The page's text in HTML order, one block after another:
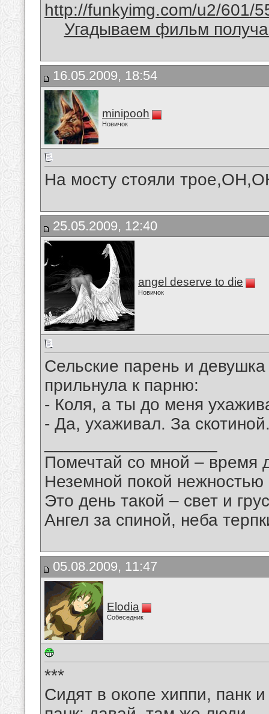
http://funkyimg.com/u2/601/
Угадываем фильм
16.05.2009, 18:54
minipooh
Новичок
На мосту стояли
25.05.2009, 12:40
angel deserve to die
Новичок
Сельские парень и
прильнула к парню:
- Коля, а ты до меня
- Да, ухаживал. За
Помечтай со мной – время
Неземной покой нежностью
Это день такой – свет и
Ангел за спиной, неба
05.08.2009, 11:47
Elodia
Собеседник
***
Сидят в окопе хиппи, панк